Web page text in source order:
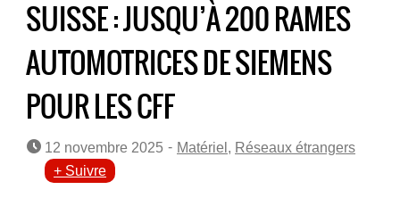
SUISSE : JUSQU’À 200 RAMES
AUTOMOTRICES DE SIEMENS
POUR LES CFF
12 novembre 2025 - Matériel , Réseaux étrangers
+ Suivre